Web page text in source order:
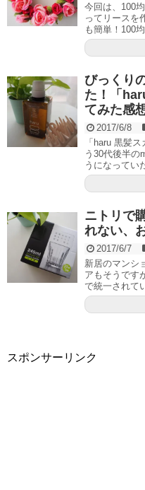
今回は、100
ってリースを
も簡単！100
びっくり
た！「
てみた感
2017/6/8
「haru 黒髪
う30代後半の
うになってい
ニトリで
れない、
2017/6/7
新居のマンシ
アもそうです
で統一されて
スポンサーリンク